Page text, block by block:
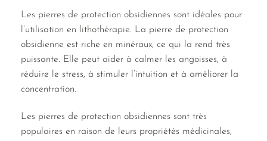
Les pierres de protection obsidiennes sont idéales pour
l’utilisation en lithothérapie. La pierre de protection
obsidienne est riche en minéraux, ce qui la rend très
puissante. Elle peut aider à calmer les angoisses, à
réduire le stress, à stimuler l’intuition et à améliorer la
concentration.
Les pierres de protection obsidiennes sont très
populaires en raison de leurs propriétés médicinales,